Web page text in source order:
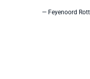
— Feyenoord